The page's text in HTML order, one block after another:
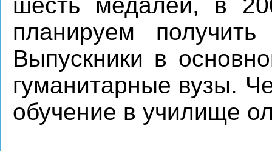
планируем
Выпускники в
гуманитарные вузы.
обучение в училище